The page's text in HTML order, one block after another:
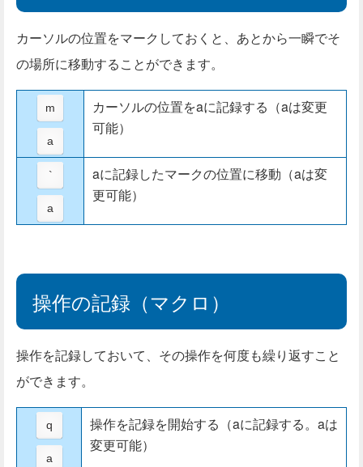
カーソルの位置をマークしておくと、あとから一瞬でそ
の場所に移動することができます。
m
a
カーソルの位置をaに記録する（aは変更
可能）
`
a
aに記録したマークの位置に移動（aは変
更可能）
操作の記録（マクロ）
操作を記録しておいて、その操作を何度も繰り返すこと
ができます。
q
a
操作を記録を開始する（aに記録する。aは
変更可能）